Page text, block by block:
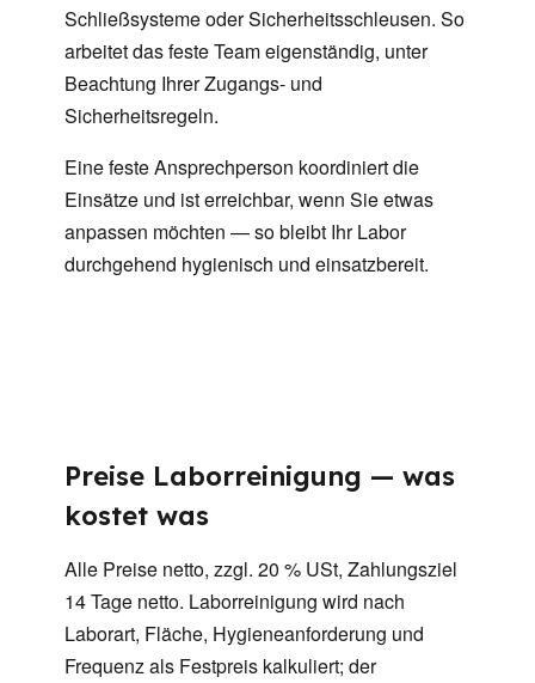
Schließsysteme oder Sicherheitsschleusen. So
arbeitet das feste Team eigenständig, unter
Beachtung Ihrer Zugangs- und
Sicherheitsregeln.
Eine feste Ansprechperson koordiniert die
Einsätze und ist erreichbar, wenn Sie etwas
anpassen möchten — so bleibt Ihr Labor
durchgehend hygienisch und einsatzbereit.
Preise Laborreinigung — was
kostet was
Alle Preise netto, zzgl. 20 % USt, Zahlungsziel
14 Tage netto. Laborreinigung wird nach
Laborart, Fläche, Hygieneanforderung und
Frequenz als Festpreis kalkuliert; der